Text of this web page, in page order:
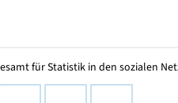
für Statistik in den sozialen